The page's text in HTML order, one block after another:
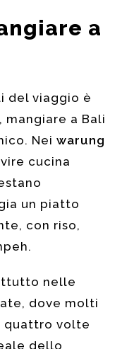
a
del viaggio è
a Bali
Neiwarung
cucina
un piatto
con riso,
nelle
dove molti
quattro volte
dello